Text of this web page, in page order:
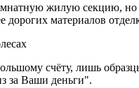
жилую секцию,
материалов
счёту, лишь
за Ваши деньги".